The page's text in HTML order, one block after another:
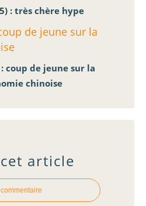
: très chère hype
: coup de jeune sur la
chinoise
article